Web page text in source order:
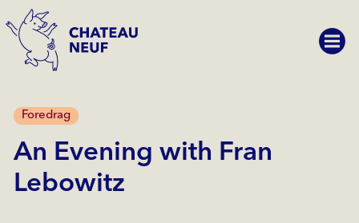
Foredrag
An Evening with Fran
Lebowitz